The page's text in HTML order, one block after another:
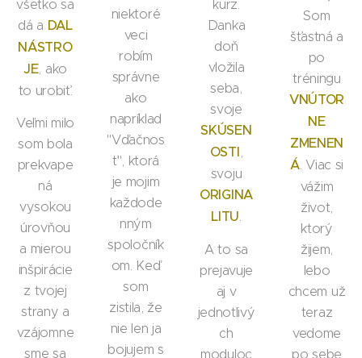
všetko sa
dá a DAL
NÁSTRO
JE, ako
to urobiť.
Veľmi milo
som bola
prekvape
ná
vysokou
úrovňou
a mierou
inšpirácie
z tvojej
strany a
vzájomne
sme sa
niektoré
veci
robím
správne
ako
napríklad
"Vďačnos
ť", ktorá
je mojim
každode
nným
spoločník
om. Keď
som
zistila, že
nie len ja
bojujem s
kurz.
Danka
doň
vložila
seba,
svoje
SKÚSEN
OSTI,
svoju
ORIGINA
LITU.
A to sa
prejavuje
aj v
jednotlivý
ch
moduloc
Som
šťastná a
po
tréningu
VNÚTOR
NE
ZMENEN
Á. Viac si
vážim
život,
ktorý
žijem,
lebo
chcem už
teraz
vedome
po sebe